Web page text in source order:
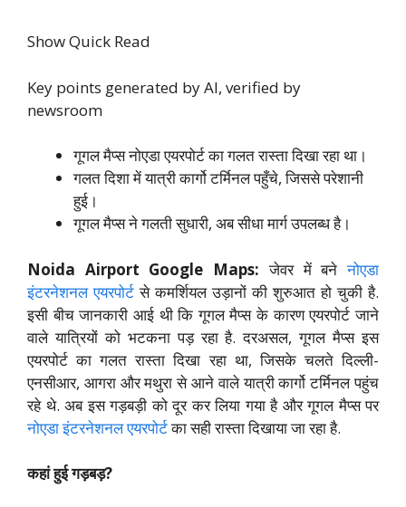
Show Quick Read
Key points generated by AI, verified by
newsroom
गूगल मैप्स नोएडा एयरपोर्ट का गलत रास्ता दिखा रहा था।
गलत दिशा में यात्री कार्गो टर्मिनल पहुँचे, जिससे परेशानी
हुई।
गूगल मैप्स ने गलती सुधारी, अब सीधा मार्ग उपलब्ध है।
Noida Airport Google Maps: जेवर में बनेनोएडा
इंटरनेशनल एयरपोर्ट से कमर्शियल उड़ानों की शुरुआत हो चुकी है.
इसी बीच जानकारी आई थी कि गूगल मैप्स के कारण एयरपोर्ट जाने
वाले यात्रियों को भटकना पड़ रहा है. दरअसल, गूगल मैप्स इस
एयरपोर्ट का गलत रास्ता दिखा रहा था, जिसके चलते दिल्ली-
एनसीआर, आगरा और मथुरा से आने वाले यात्री कार्गो टर्मिनल पहुंच
रहे थे. अब इस गड़बड़ी को दूर कर लिया गया है और गूगल मैप्स पर
नोएडा इंटरनेशनल एयरपोर्टका सही रास्ता दिखाया जा रहा है.
कहां हुई गड़बड़?